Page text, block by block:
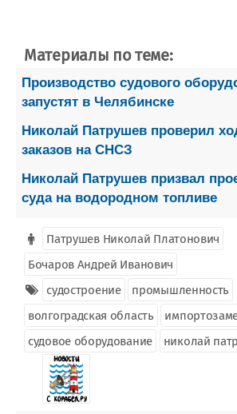
Материалы по теме:
Производство судового
запустят в Челябинске
Николай Патрушев проверил
заказов на СНСЗ
Николай Патрушев призвал
суда на водородном топливе
Патрушев Николай Платонович
Бочаров Андрей Иванович
судостроение
промышленность
волгоградская область
судовое оборудование
николай